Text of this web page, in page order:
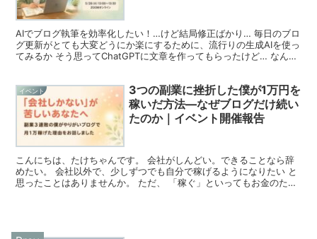
AIでブログ執筆を効率化したい！…けど結局修正ばかり… 毎日のブロ
グ更新がとても大変どうにか楽にするために、流行りの生成AIを使っ
てみるか そう思ってChatGPTに文章を作ってもらったけど… なんか
イベント
3つの副業に挫折した僕が1万円を
稼いだ方法―なぜブログだけ続い
たのか｜イベント開催報告
こんにちは、たけちゃんです。 会社がしんどい。できることなら辞
めたい。 会社以外で、少しずつでも自分で稼げるようになりたい と
思ったことはありませんか。 ただ、 「稼ぐ」といってもお金のため